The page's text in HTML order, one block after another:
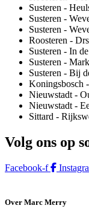
Susteren -
Susteren -
Susteren -
Roosteren -
Susteren - In
Susteren -
Susteren - Bij
Koningsbosch
Nieuwstadt -
Nieuwstadt -
Sittard -
Volg ons op
Facebook-f
Over Marc Merry